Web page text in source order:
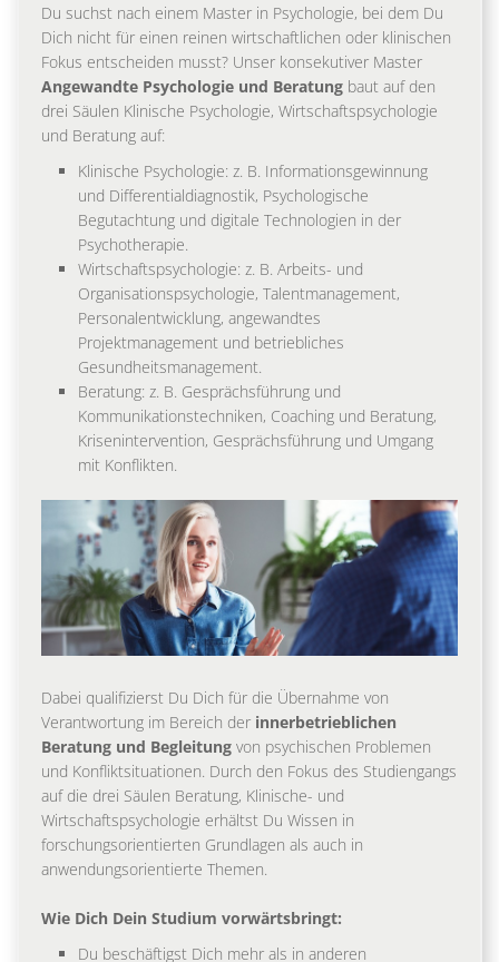
Du suchst nach einem Master in Psychologie, bei dem Du
Dich nicht für einen reinen wirtschaftlichen oder klinischen
Fokus entscheiden musst? Unser konsekutiver Master
Angewandte Psychologie und Beratung baut auf den
drei Säulen Klinische Psychologie, Wirtschaftspsychologie
und Beratung auf:
Klinische Psychologie: z. B. Informationsgewinnung
und Differentialdiagnostik, Psychologische
Begutachtung und digitale Technologien in der
Psychotherapie.
Wirtschaftspsychologie: z. B. Arbeits- und
Organisationspsychologie, Talentmanagement,
Personalentwicklung, angewandtes
Projektmanagement und betriebliches
Gesundheitsmanagement.
Beratung: z. B. Gesprächsführung und
Kommunikationstechniken, Coaching und Beratung,
Krisenintervention, Gesprächsführung und Umgang
mit Konflikten.
Dabei qualifizierst Du Dich für die Übernahme von
Verantwortung im Bereich der innerbetrieblichen
Beratung und Begleitung von psychischen Problemen
und Konfliktsituationen. Durch den Fokus des Studiengangs
auf die drei Säulen Beratung, Klinische- und
Wirtschaftspsychologie erhältst Du Wissen in
forschungsorientierten Grundlagen als auch in
anwendungsorientierte Themen.
Wie Dich Dein Studium vorwärtsbringt:
Du beschäftigst Dich mehr als in anderen